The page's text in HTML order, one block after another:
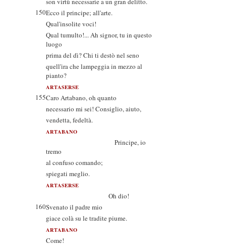
150Ecco il principe; all'arte.
Qual'insolite voci!
Qual tumulto!... Ah signor, tu in questo
luogo
prima del dì? Chi ti destò nel seno
quell'ira che lampeggia in mezzo al
pianto?
ARTASERSE
155Caro Artabano, oh quanto
necessario mi sei! Consiglio, aiuto,
vendetta, fedeltà.
ARTABANO
Principe, io
tremo
al confuso comando;
spiegati meglio.
ARTASERSE
Oh dio!
160Svenato il padre mio
giace colà su le tradite piume.
ARTABANO
Come!